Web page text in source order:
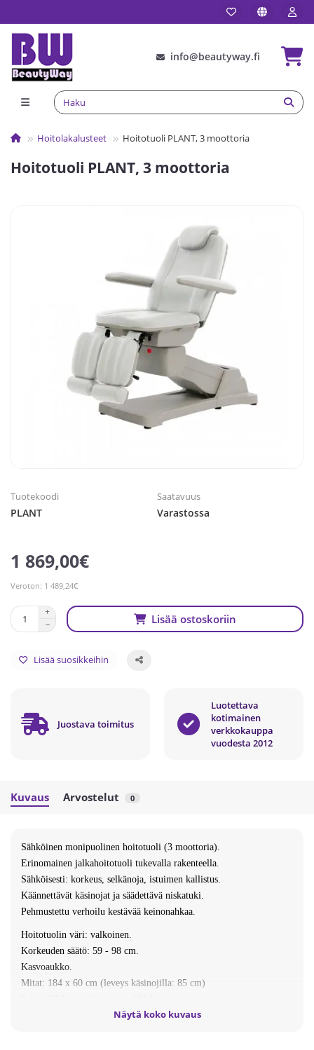
info@beautyway.fi
Hoitolakalusteet Hoitotuoli PLANT, 3 moottoria
Hoitotuoli PLANT, 3 moottoria
Tuotekoodi
PLANT
Saatavuus
Varastossa
1 869,00€
Veroton: 1 489,24€
Lisää ostoskoriin
Lisää suosikkeihin
Juostava toimitus
Luotettava
kotimainen
verkkokauppa
vuodesta 2012
Kuvaus Arvostelut 0
Sähköinen monipuolinen hoitotuoli (3 moottoria).
Erinomainen jalkahoitotuoli tukevalla rakenteella.
Sähköisesti: korkeus, selkänoja, istuimen kallistus.
Käännettävät käsinojat ja säädettävä niskatuki.
Pehmustettu verhoilu kestävää keinonahkaa.
Hoitotuolin väri: valkoinen.
Korkeuden säätö: 59 - 98 cm.
Kasvoaukko.
Mitat: 184 x 60 cm (leveys käsinojilla: 85 cm)
Näytä koko kuvaus